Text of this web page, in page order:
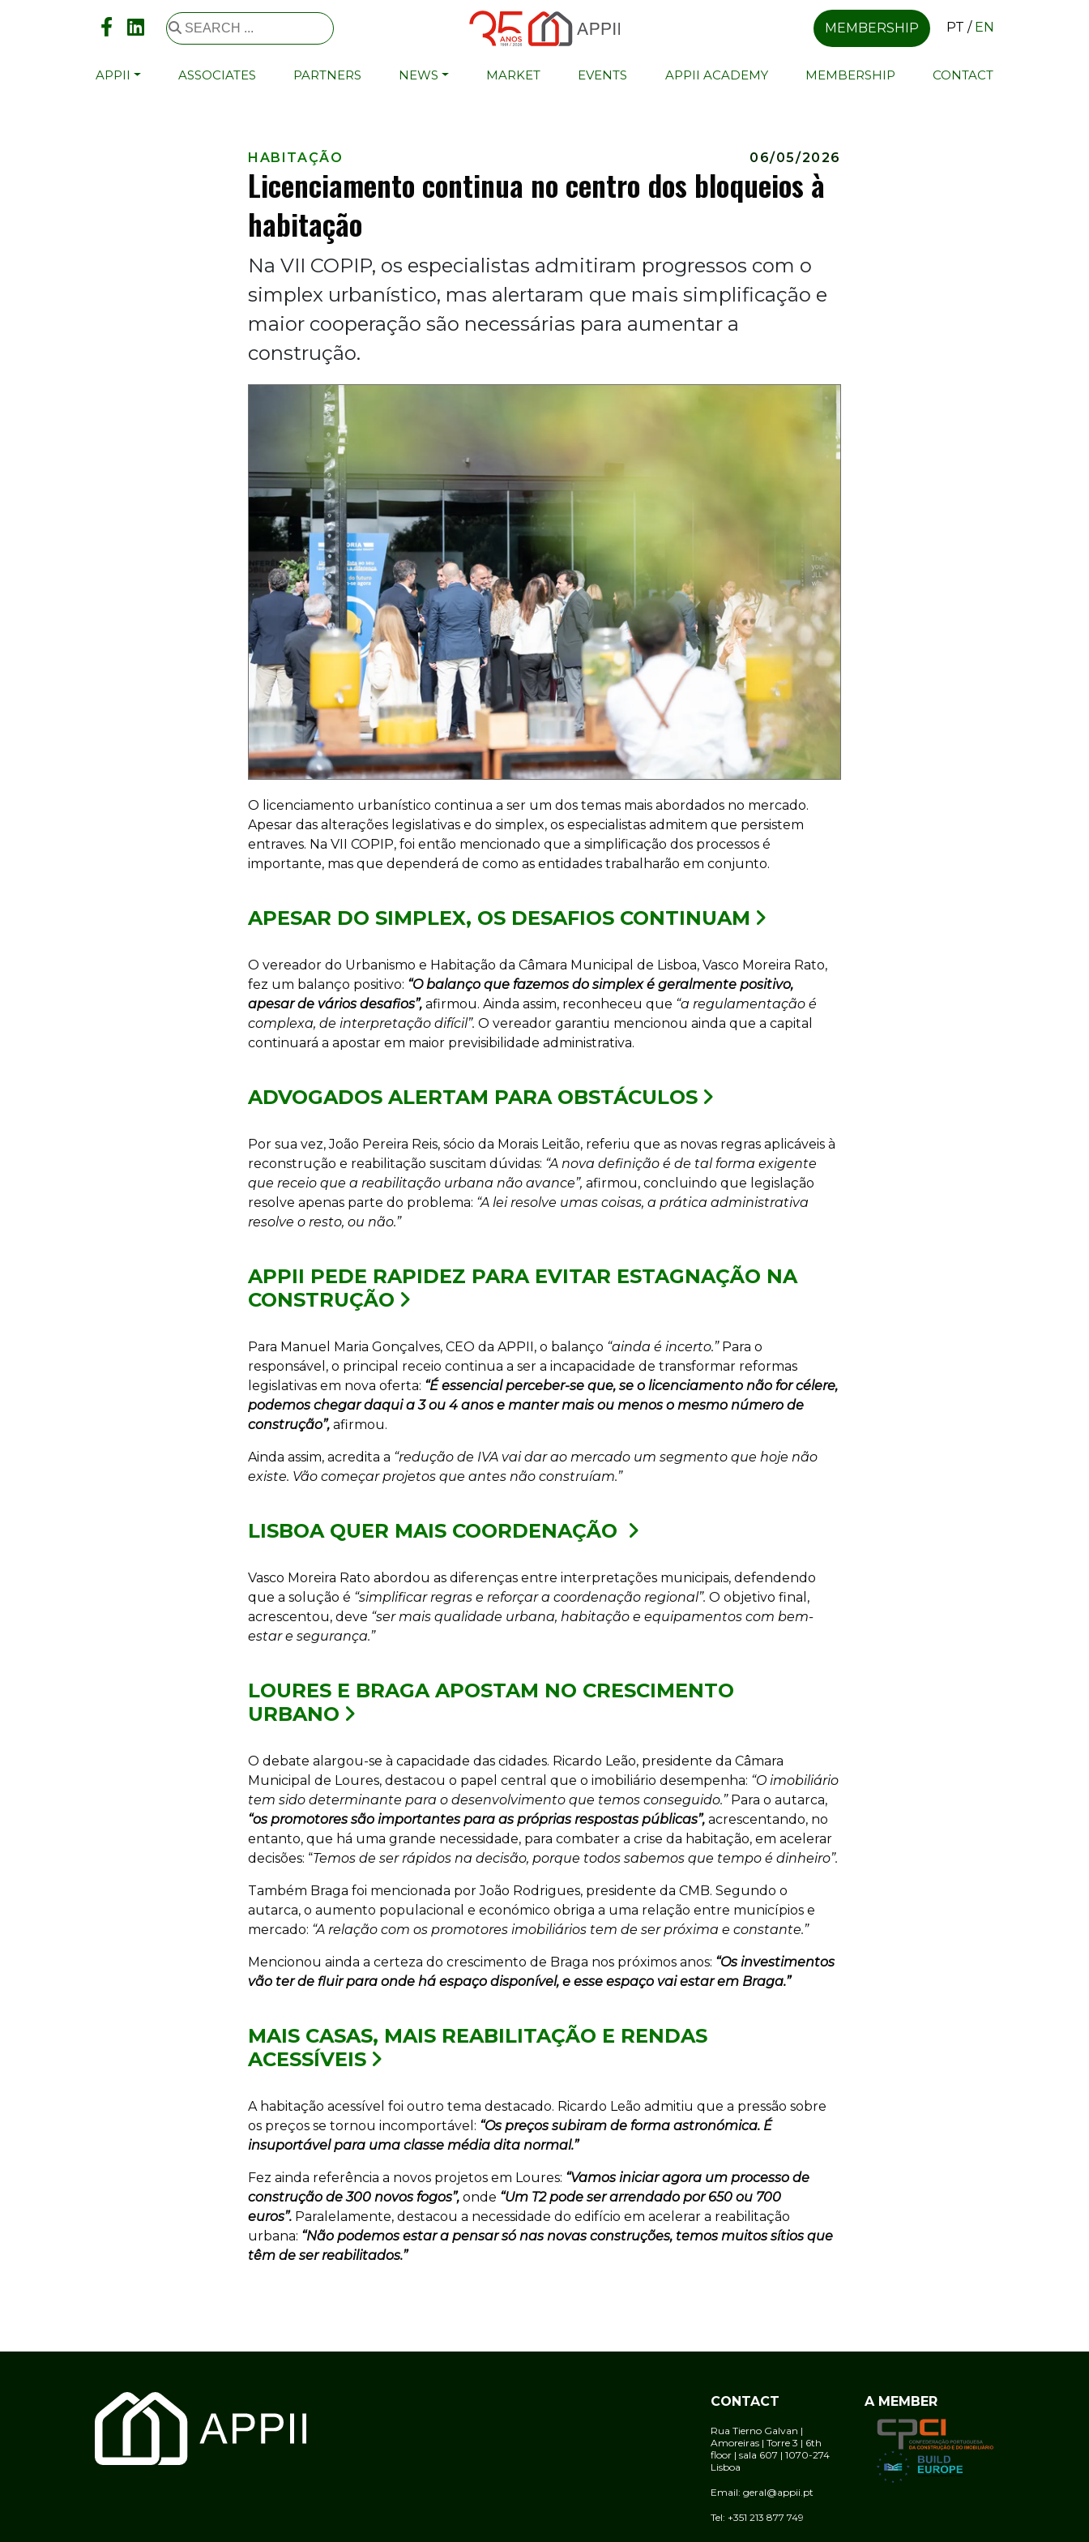
MEMBERSHIP PT / EN
APPII ASSOCIATES PARTNERS NEWS MARKET EVENTS APPII ACADEMY MEMBERSHIP CONTACT
HABITAÇÃO 06/05/2026
Licenciamento continua no centro dos bloqueios à
habitação
Na VII COPIP, os especialistas admitiram progressos com o
simplex urbanístico, mas alertaram que mais simplificação e
maior cooperação são necessárias para aumentar a
construção.
O licenciamento urbanístico continua a ser um dos temas mais abordados no mercado.
Apesar das alterações legislativas e do simplex, os especialistas admitem que persistem
entraves. Na VII COPIP, foi então mencionado que a simplificação dos processos é
importante, mas que dependerá de como as entidades trabalharão em conjunto.
APESAR DO SIMPLEX, OS DESAFIOS CONTINUAM
O vereador do Urbanismo e Habitação da Câmara Municipal de Lisboa, Vasco Moreira Rato,
fez um balanço positivo: “O balanço que fazemos do simplex é geralmente positivo,
apesar de vários desafios”, afirmou. Ainda assim, reconheceu que “a regulamentação é
complexa, de interpretação difícil”. O vereador garantiu mencionou ainda que a capital
continuará a apostar em maior previsibilidade administrativa.
ADVOGADOS ALERTAM PARA OBSTÁCULOS
Por sua vez, João Pereira Reis, sócio da Morais Leitão, referiu que as novas regras aplicáveis à
reconstrução e reabilitação suscitam dúvidas: “A nova definição é de tal forma exigente
que receio que a reabilitação urbana não avance”, afirmou, concluindo que legislação
resolve apenas parte do problema: “A lei resolve umas coisas, a prática administrativa
resolve o resto, ou não.”
APPII PEDE RAPIDEZ PARA EVITAR ESTAGNAÇÃO NA
CONSTRUÇÃO
Para Manuel Maria Gonçalves, CEO da APPII, o balanço “ainda é incerto.”Para o
responsável, o principal receio continua a ser a incapacidade de transformar reformas
legislativas em nova oferta: “É essencial perceber-se que, se o licenciamento não for célere,
podemos chegar daqui a 3 ou 4 anos e manter mais ou menos o mesmo número de
construção”, afirmou.
Ainda assim, acredita a “redução de IVA vai dar ao mercado um segmento que hoje não
existe. Vão começar projetos que antes não construíam.”
LISBOA QUER MAIS COORDENAÇÃO
Vasco Moreira Rato abordou as diferenças entre interpretações municipais, defendendo
que a solução é “simplificar regras e reforçar a coordenação regional”. O objetivo final,
acrescentou, deve “ser mais qualidade urbana, habitação e equipamentos com bem-
estar e segurança.”
LOURES E BRAGA APOSTAM NO CRESCIMENTO
URBANO
O debate alargou-se à capacidade das cidades. Ricardo Leão, presidente da Câmara
Municipal de Loures, destacou o papel central que o imobiliário desempenha: “O imobiliário
tem sido determinante para o desenvolvimento que temos conseguido.”Para o autarca,
“os promotores são importantes para as próprias respostas públicas”, acrescentando, no
entanto, que há uma grande necessidade, para combater a crise da habitação, em acelerar
decisões: “Temos de ser rápidos na decisão, porque todos sabemos que tempo é dinheiro”.
Também Braga foi mencionada por João Rodrigues, presidente da CMB. Segundo o
autarca, o aumento populacional e económico obriga a uma relação entre municípios e
mercado: “A relação com os promotores imobiliários tem de ser próxima e constante.”
Mencionou ainda a certeza do crescimento de Braga nos próximos anos: “Os investimentos
vão ter de fluir para onde há espaço disponível, e esse espaço vai estar em Braga.”
MAIS CASAS, MAIS REABILITAÇÃO E RENDAS
ACESSÍVEIS
A habitação acessível foi outro tema destacado. Ricardo Leão admitiu que a pressão sobre
os preços se tornou incomportável: “Os preços subiram de forma astronómica. É
insuportável para uma classe média dita normal.”
Fez ainda referência a novos projetos em Loures: “Vamos iniciar agora um processo de
construção de 300 novos fogos”, onde “Um T2 pode ser arrendado por 650 ou 700
euros”. Paralelamente, destacou a necessidade do edifício em acelerar a reabilitação
urbana: “Não podemos estar a pensar só nas novas construções, temos muitos sítios que
têm de ser reabilitados.”
CONTACT
Rua Tierno Galvan |
Amoreiras | Torre 3 | 6th
floor | sala 607 | 1070-274
Lisboa
Email: geral@appii.pt
Tel: +351 213 877 749
A MEMBER